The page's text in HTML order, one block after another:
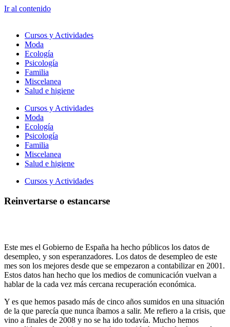
Ir al contenido
Cursos y Actividades
Moda
Ecología
Psicología
Familia
Miscelanea
Salud e higiene
Cursos y Actividades
Moda
Ecología
Psicología
Familia
Miscelanea
Salud e higiene
Cursos y Actividades
Reinvertarse o estancarse
Este mes el Gobierno de España ha hecho públicos los datos de
desempleo, y son esperanzadores. Los datos de desempleo de este
mes son los mejores desde que se empezaron a contabilizar en 2001.
Estos datos han hecho que los medios de comunicación vuelvan a
hablar de la cada vez más cercana recuperación económica.
Y es que hemos pasado más de cinco años sumidos en una situación
de la que parecía que nunca íbamos a salir. Me refiero a la crisis, que
vino a finales de 2008 y no se ha ido todavía. Mucho hemos